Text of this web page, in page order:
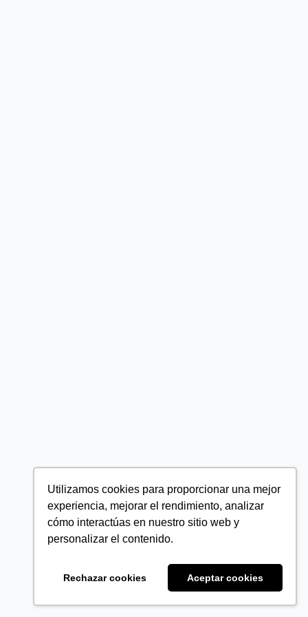
Utilizamos cookies para proporcionar una mejor
experiencia, mejorar el rendimiento, analizar
cómo interactúas en nuestro sitio web y
personalizar el contenido.
Rechazar cookies Aceptar cookies